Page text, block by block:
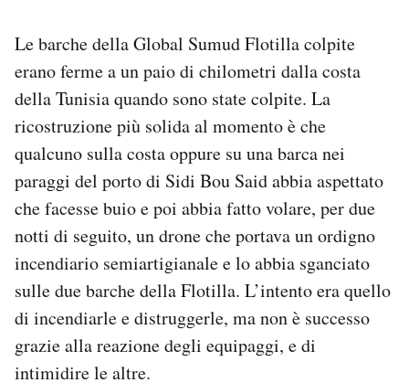
Le barche della Global Sumud Flotilla colpite
erano ferme a un paio di chilometri dalla costa
della Tunisia quando sono state colpite. La
ricostruzione più solida al momento è che
qualcuno sulla costa oppure su una barca nei
paraggi del porto di Sidi Bou Said abbia aspettato
che facesse buio e poi abbia fatto volare, per due
notti di seguito, un drone che portava un ordigno
incendiario semiartigianale e lo abbia sganciato
sulle due barche della Flotilla. L’intento era quello
di incendiarle e distruggerle, ma non è successo
grazie alla reazione degli equipaggi, e di
intimidire le altre.